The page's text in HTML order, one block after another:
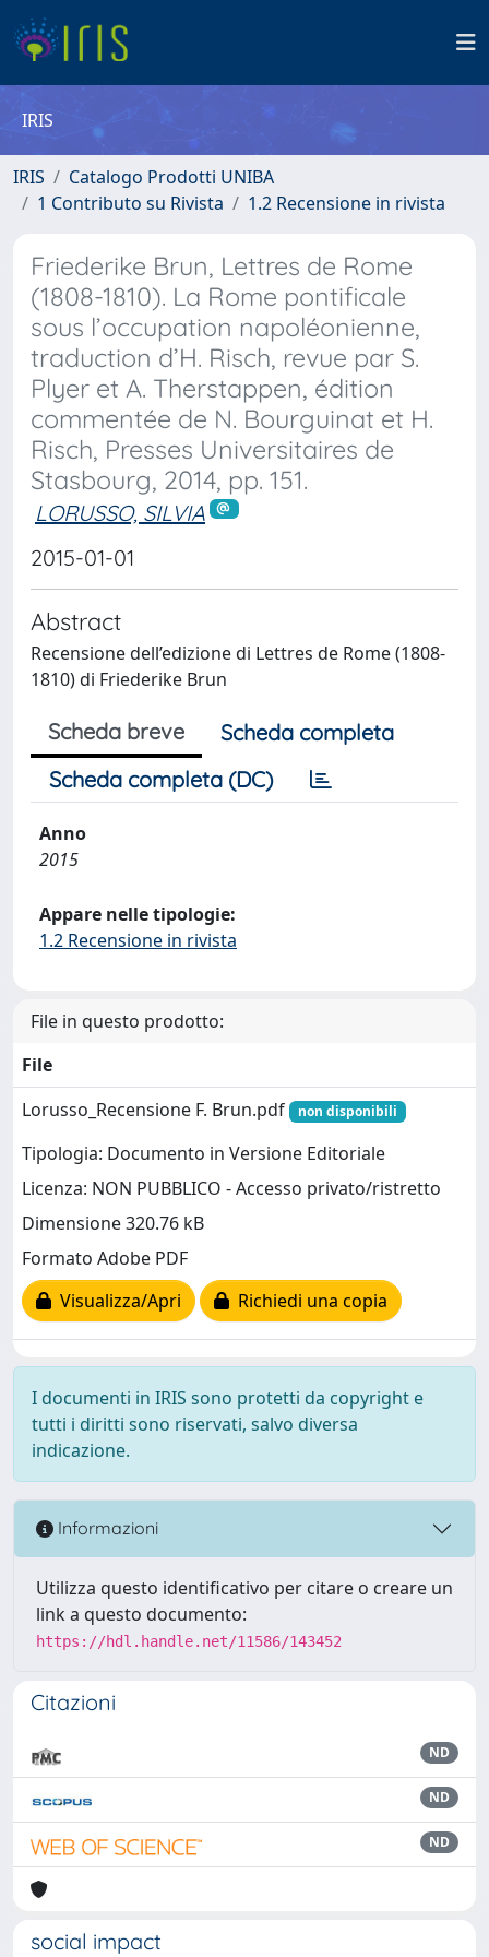
IRIS
IRIS
Catalogo Prodotti UNIBA
1 Contributo su Rivista
1.2 Recensione in rivista
Friederike Brun, Lettres de Rome
(1808-1810). La Rome pontificale
sous l’occupation napoléonienne,
traduction d’H. Risch, revue par S.
Plyer et A. Therstappen, édition
commentée de N. Bourguinat et H.
Risch, Presses Universitaires de
Stasbourg, 2014, pp. 151.
LORUSSO, SILVIA
2015-01-01
Abstract
Recensione dell’edizione di Lettres de Rome (1808-
1810) di Friederike Brun
Scheda breve
Scheda completa
Scheda completa (DC)
Anno
2015
Appare nelle tipologie:
1.2 Recensione in rivista
File in questo prodotto:
File
Lorusso_Recensione F. Brun.pdf
non disponibili
Tipologia: Documento in Versione Editoriale
Licenza: NON PUBBLICO - Accesso privato/ristretto
Dimensione 320.76 kB
Formato Adobe PDF
Visualizza/Apri
Richiedi una copia
I documenti in IRIS sono protetti da copyright e
tutti i diritti sono riservati, salvo diversa
indicazione.
Informazioni
Utilizza questo identificativo per citare o creare un
link a questo documento:
https://hdl.handle.net/11586/143452
Citazioni
ND
ND
ND
social impact